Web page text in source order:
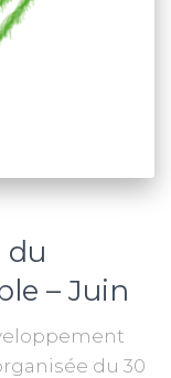
du
– Juin
du 30